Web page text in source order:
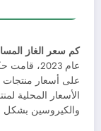
كم سعر الغاز المسال
عام 2023،
على أسعار منتجات
الأسعار المحلية
والكيروسين بشكل